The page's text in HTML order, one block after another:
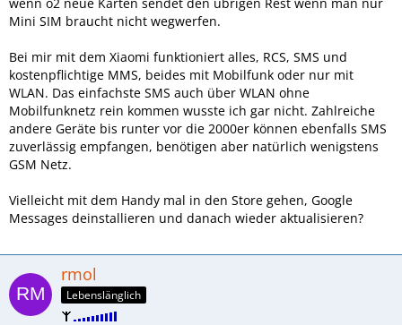
Mini SIM braucht nicht wegwerfen.
Bei mir mit dem Xiaomi funktioniert alles, RCS, SMS und
kostenpflichtige MMS, beides mit Mobilfunk oder nur mit
WLAN. Das einfachste SMS auch über WLAN ohne
Mobilfunknetz rein kommen wusste ich gar nicht. Zahlreiche
andere Geräte bis runter vor die 2000er können ebenfalls SMS
zuverlässig empfangen, benötigen aber natürlich wenigstens
GSM Netz.
Vielleicht mit dem Handy mal in den Store gehen, Google
Messages deinstallieren und danach wieder aktualisieren?
rmol
Lebenslänglich